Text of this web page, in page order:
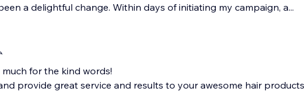
a delightful change. Within days of initiating my campaign, a...
for the kind words!
provide great service and results to your awesome hair